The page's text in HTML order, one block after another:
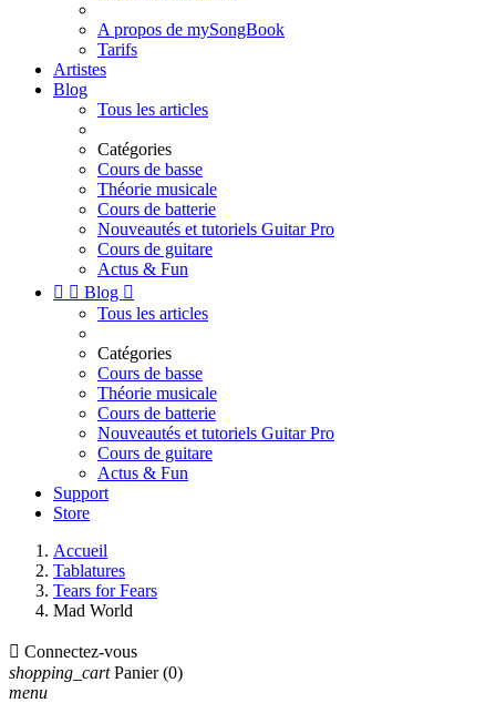
A propos de mySongBook
Tarifs
Artistes
Blog
Tous les articles
Catégories
Cours de basse
Théorie musicale
Cours de batterie
Nouveautés et tutoriels Guitar Pro
Cours de guitare
Actus & Fun
  Blog 
Tous les articles
Catégories
Cours de basse
Théorie musicale
Cours de batterie
Nouveautés et tutoriels Guitar Pro
Cours de guitare
Actus & Fun
Support
Store
Accueil
Tablatures
Tears for Fears
Mad World
 Connectez-vous
shopping_cart Panier (0)
menu